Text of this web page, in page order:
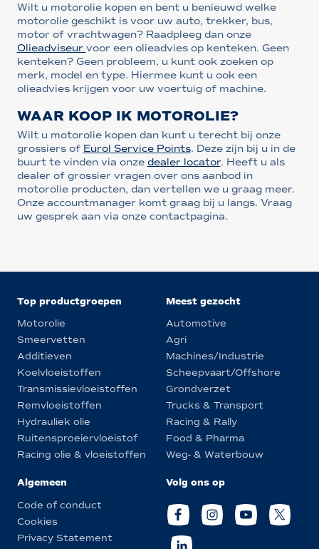
Wilt u motorolie kopen en bent u benieuwd welke
motorolie geschikt is voor uw auto, trekker, bus,
motor of vrachtwagen? Raadpleeg dan onze
Olieadviseur voor een olieadvies op kenteken. Geen
kenteken? Geen probleem, u kunt ook zoeken op
merk, model en type. Hiermee kunt u ook een
olieadvies krijgen voor uw voertuig of machine.
WAAR KOOP IK MOTOROLIE?
Wilt u motorolie kopen dan kunt u terecht bij onze
grossiers of Eurol Service Points. Deze zijn bij u in de
buurt te vinden via onze dealer locator. Heeft u als
dealer of grossier vragen over ons aanbod in
motorolie producten, dan vertellen we u graag meer.
Onze accountmanager komt graag bij u langs. Vraag
uw gesprek aan via onze contactpagina.
Top productgroepen
Motorolie
Smeervetten
Additieven
Koelvloeistoffen
Transmissievloeistoffen
Remvloeistoffen
Hydrauliek olie
Ruitensproeiervloeistof
Racing olie & vloeistoffen
Meest gezocht
Automotive
Agri
Machines/Industrie
Scheepvaart/Offshore
Grondverzet
Trucks & Transport
Racing & Rally
Food & Pharma
Weg- & Waterbouw
Algemeen
Code of conduct
Cookies
Privacy Statement
Volg ons op